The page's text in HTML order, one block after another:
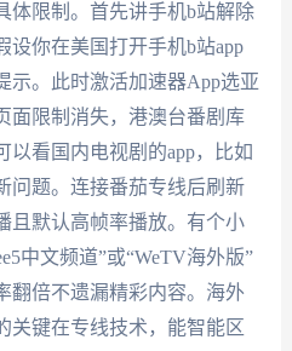
体限制。首先讲手机b站解除
设你在美国打开手机b站app
示。此时激活加速器App选亚
面限制消失，港澳台番剧库
以看国内电视剧的app，比如
问题。连接番茄专线后刷新
且默认高帧率播放。有个小
中文频道”或“WeTV海外版”
翻倍不遗漏精彩内容。海外
关键在专线技术，能智能区